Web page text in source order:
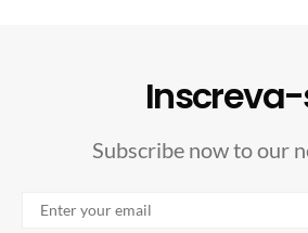
Subscribe now to our